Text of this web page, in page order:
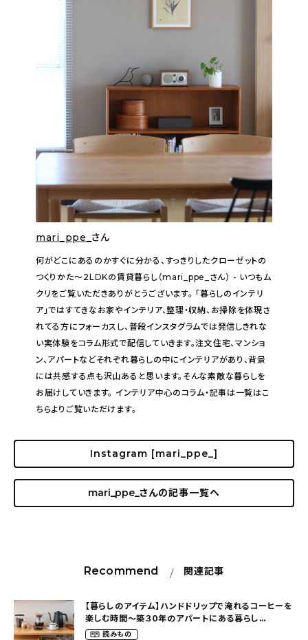
mari_ppe_ さん
何がどこにあるのかすぐに分かる、すっきりしたクローゼットの
つくりかた〜２LDKの賃貸暮らし（mari_ppe_さん） - いつもム
クリをご覧いただきありがとうございます。 「暮らしのインテリ
ア」ではすてきなお家やインテリア、整理・収納、お掃除を体現さ
れてる方にフォーカスし、普段インスタグラムでは発信しきれな
い実体験をコラム形式で配信していきます。注文住宅、マンショ
ン、アパートなどそれぞれ暮らしの中にインテリアがあり、背景
には共感する点も沢山あると思います。そんな素敵な暮らしを
お届けしていきます。 インテリア中心のコラム・記事は一覧はこ
ちらよりご覧いただけます。
Instagram [mari_ppe_]
mari_ppe_ さんの記事一覧へ
Recommend 関連記事
【暮らしのアイテム】ハンドドリップで淹れるコーヒーを
楽しむ時間〜築３０年のアパートにある暮らし
（mari_ppe_さん）
読みもの